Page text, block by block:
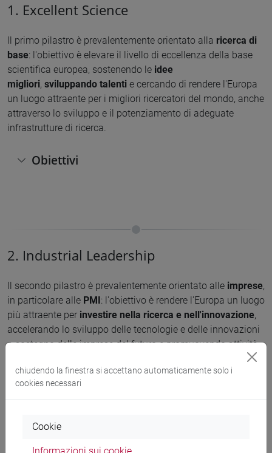
1. Excellent Science
Il primo pilastro è prevalentemente orientato alla ricerca di
base: l'obiettivo è elevare il livello di eccellenza della base
scientifica europea, sostenendo le idee
migliori, sviluppando talenti e cercando di rendere l'Europa
un luogo attraente per i migliori ricercatori del mondo, anche
attraverso lo sviluppo e il potenziamento di adeguate
infrastrutture di ricerca.
Obiettivi
2. Industrial Leadership
Il secondo pilastro è prevalentemente orientato alle imprese,
in particolare alle PMI : l'obiettivo è rendere l'Europa un luogo
più attraente per investire nella ricerca e nell'innovazione,
accelerando lo sviluppo delle tecnologie e delle innovazioni
a sostegno delle imprese del futuro e promuovendo attività
Obiettivi
chiudendo la finestra si accettano automaticamente solo i
cookies necessari
Cookie